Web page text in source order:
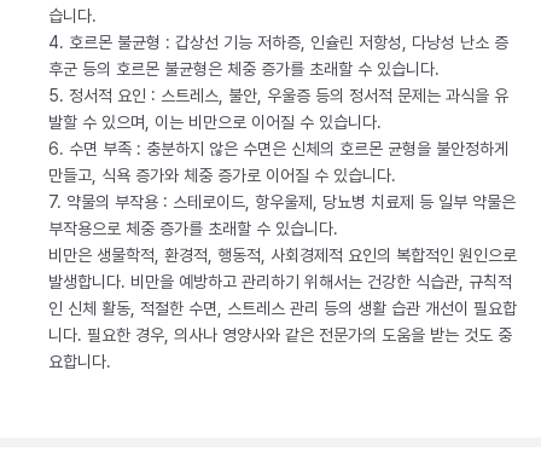
습니다.
4. 호르몬 불균형 : 갑상선 기능 저하증, 인슐린 저항성, 다낭성 난소 증
후군 등의 호르몬 불균형은 체중 증가를 초래할 수 있습니다.
5. 정서적 요인 : 스트레스, 불안, 우울증 등의 정서적 문제는 과식을 유
발할 수 있으며, 이는 비만으로 이어질 수 있습니다.
6. 수면 부족 : 충분하지 않은 수면은 신체의 호르몬 균형을 불안정하게
만들고, 식욕 증가와 체중 증가로 이어질 수 있습니다.
7. 약물의 부작용 : 스테로이드, 항우울제, 당뇨병 치료제 등 일부 약물은
부작용으로 체중 증가를 초래할 수 있습니다.
비만은 생물학적, 환경적, 행동적, 사회경제적 요인의 복합적인 원인으로
발생합니다. 비만을 예방하고 관리하기 위해서는 건강한 식습관, 규칙적
인 신체 활동, 적절한 수면, 스트레스 관리 등의 생활 습관 개선이 필요합
니다. 필요한 경우, 의사나 영양사와 같은 전문가의 도움을 받는 것도 중
요합니다.